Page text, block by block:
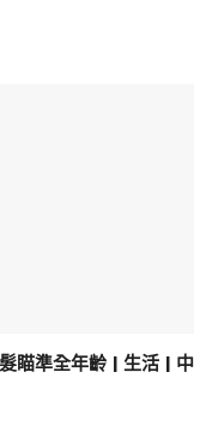
瞄準全年齡 | 生活 | 中